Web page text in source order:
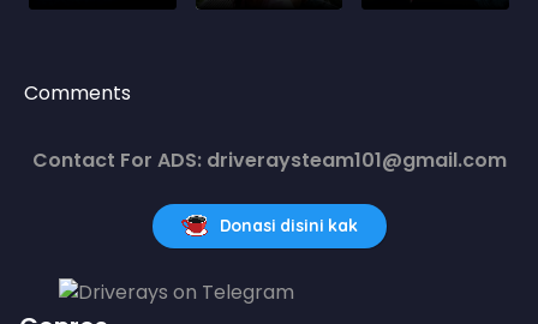
Comments
Contact For ADS: driveraysteam101@gmail.com
Donasi disini kak